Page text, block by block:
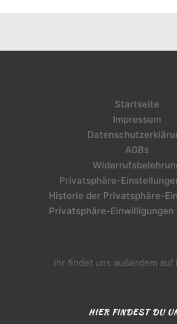
Startseite
Impressum
AGBs
Privatsphäre-
Historie der Privatsphäre-
Privatsphäre-Einwilligungen
Ihr findet uns außerdem auf
HIER FINDEST DU